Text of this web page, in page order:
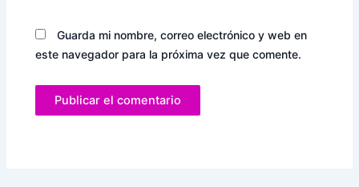
Guarda mi nombre, correo electrónico y web en
este navegador para la próxima vez que comente.